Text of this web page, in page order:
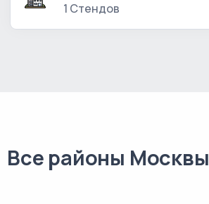
1 Стендов
Все районы Москвы